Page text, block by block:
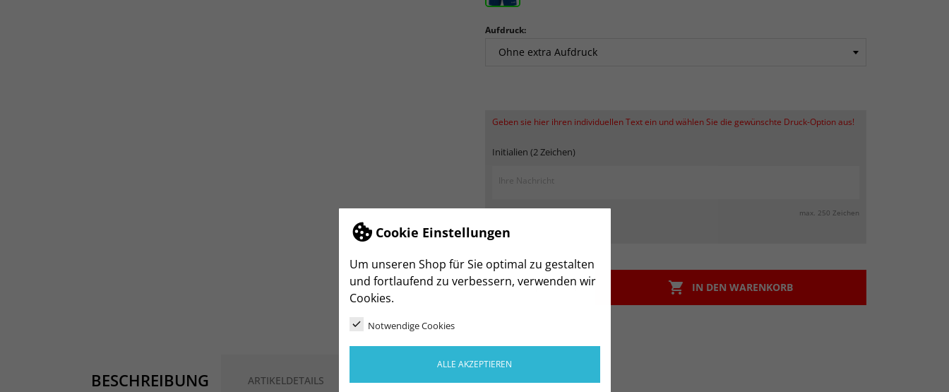
Cookie Einstellungen
Um unseren Shop für Sie optimal zu gestalten
und fortlaufend zu verbessern, verwenden wir
Cookies.
Notwendige Cookies
ALLE AKZEPTIEREN
Aufdruck:
Geben sie hier ihren individuellen Text ein und wählen Sie die gewünschte Druck-Option aus!
Initialien (2 Zeichen)
max. 250 Zeichen
- +  IN DEN WARENKORB
BESCHREIBUNG ARTIKELDETAILS